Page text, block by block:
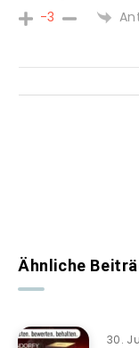
-3
Ähnliche
30.